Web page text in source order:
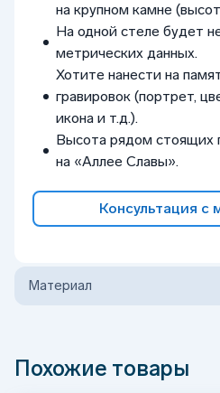
на крупном камне
На одной стеле будет
метрических данных.
Хотите нанести на
гравировок (портрет,
икона и т.д.).
Высота рядом стоящих
на «Аллее Славы».
Консультация с
Материал
Похожие товары